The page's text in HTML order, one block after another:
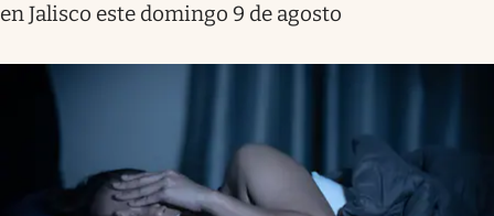
en Jalisco este domingo 9 de agosto